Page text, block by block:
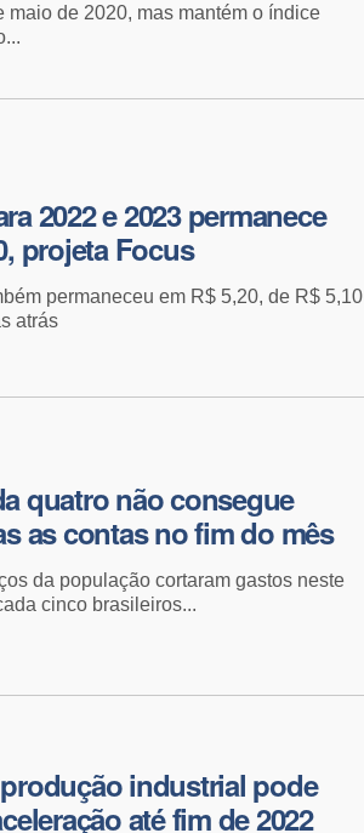
maio de 2020, mas mantém o índice
2022 e 2023 permanece
projeta Focus
permaneceu em R$ 5,20, de R$ 5,10
atrás
quatro não consegue
as contas no fim do mês
da população cortaram gastos neste
cinco brasileiros...
industrial pode
até fim de 2022